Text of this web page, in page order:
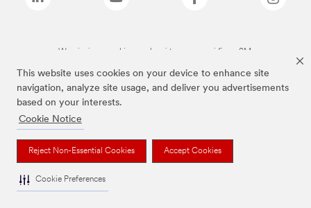
This website uses cookies on your device to enhance site
navigation, analyze site usage, and deliver you advertisements
based on your interests.
Cookie Notice
Reject Non-Essential Cookies Accept Cookies
Cookie Preferences
Wymienione marki są znakami towarowymi firmy 3M.